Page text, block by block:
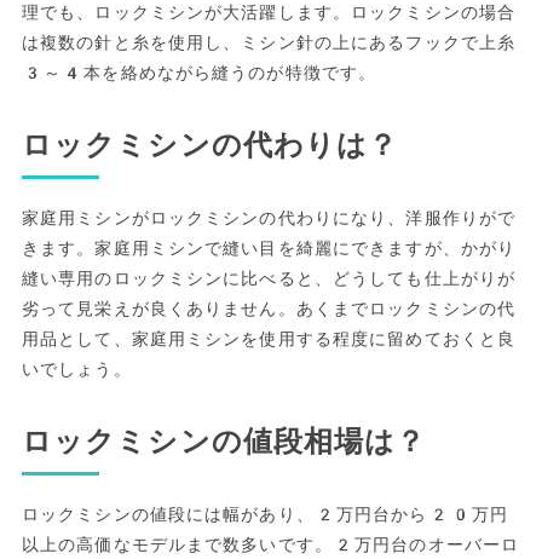
理でも、ロックミシンが大活躍します。ロックミシンの場合
は複数の針と糸を使用し、ミシン針の上にあるフックで上糸
3～4本を絡めながら縫うのが特徴です。
ロックミシンの代わりは？
家庭用ミシンがロックミシンの代わりになり、洋服作りがで
きます。家庭用ミシンで縫い目を綺麗にできますが、かがり
縫い専用のロックミシンに比べると、どうしても仕上がりが
劣って見栄えが良くありません。あくまでロックミシンの代
用品として、家庭用ミシンを使用する程度に留めておくと良
いでしょう。
ロックミシンの値段相場は？
ロックミシンの値段には幅があり、2万円台から20万円
以上の高価なモデルまで数多いです。2万円台のオーバーロ